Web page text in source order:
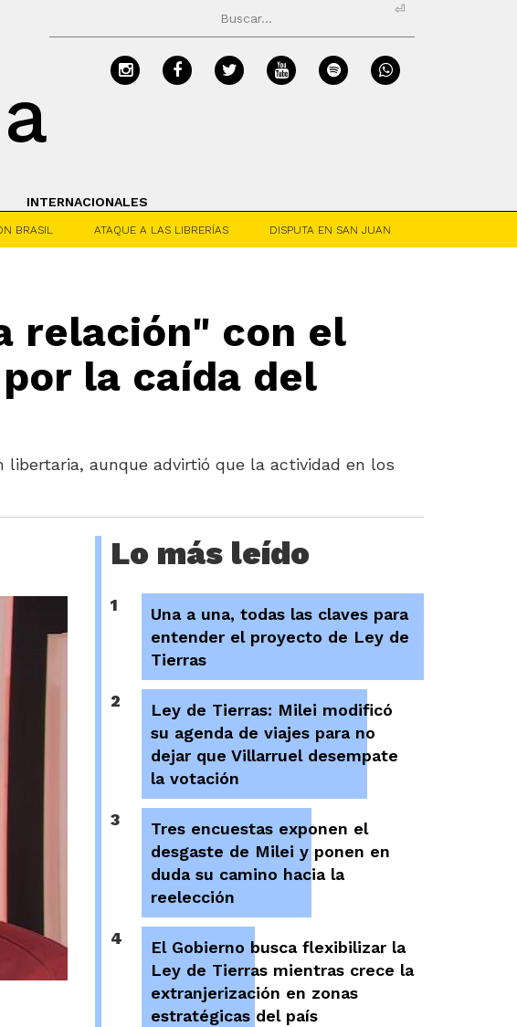
⏎
INTERNACIONALES
BRASIL ATAQUE A LAS LIBRERÍAS DISPUTA EN SAN JUAN
relación" con el
la caída del
aunque advirtió que la actividad en los
Lo más leído
1
Una a una, todas las claves para
entender el proyecto de Ley de
Tierras
2
Ley de Tierras: Milei modificó
su agenda de viajes para no
dejar que Villarruel desempate
la votación
3
Tres encuestas exponen el
desgaste de Milei y ponen en
duda su camino hacia la
reelección
4
El Gobierno busca flexibilizar la
Ley de Tierras mientras crece la
extranjerización en zonas
estratégicas del país